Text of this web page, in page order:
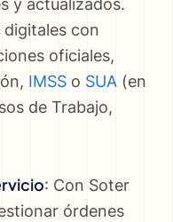
y actualizados.
digitales con
oficiales,
IMSS o SUA (en
de Trabajo,
: Con Soter
órdenes